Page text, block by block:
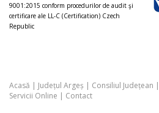
9001:2015 conform procedurilor de audit şi
certificare ale LL-C (Certification) Czech
Republic
Acasă | Județul Argeș | Consiliul Județean |
Servicii Online | Contact